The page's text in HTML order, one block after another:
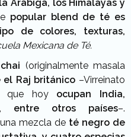
Arábiga, los Himalayas y
popular blend de té es
de colores, texturas,
Mexicana de Té.
(originalmente masala
Raj británico –Virreinato
que hoy ocupan India,
entre otros países–.
mezcla de té negro de